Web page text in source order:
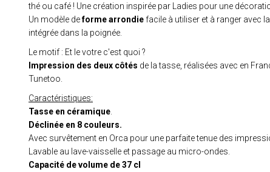
thé ou café ! Une création inspirée par Ladies pour une
Un modèle deforme arrondiefacile à utiliser et à ranger avec
intégrée dans la poignée.
Le motif : Et le votre c'est quoi ?
Impression des deux côtés de la tasse, réalisées avec en
Tunetoo.
Caractéristiques:
Tasse en céramique
Déclinée en 8 couleurs.
Avec survêtement en Orca pour une parfaite tenue des
Lavable au lave-vaisselle et passage au micro-ondes.
Capacité de volume de 37 cl